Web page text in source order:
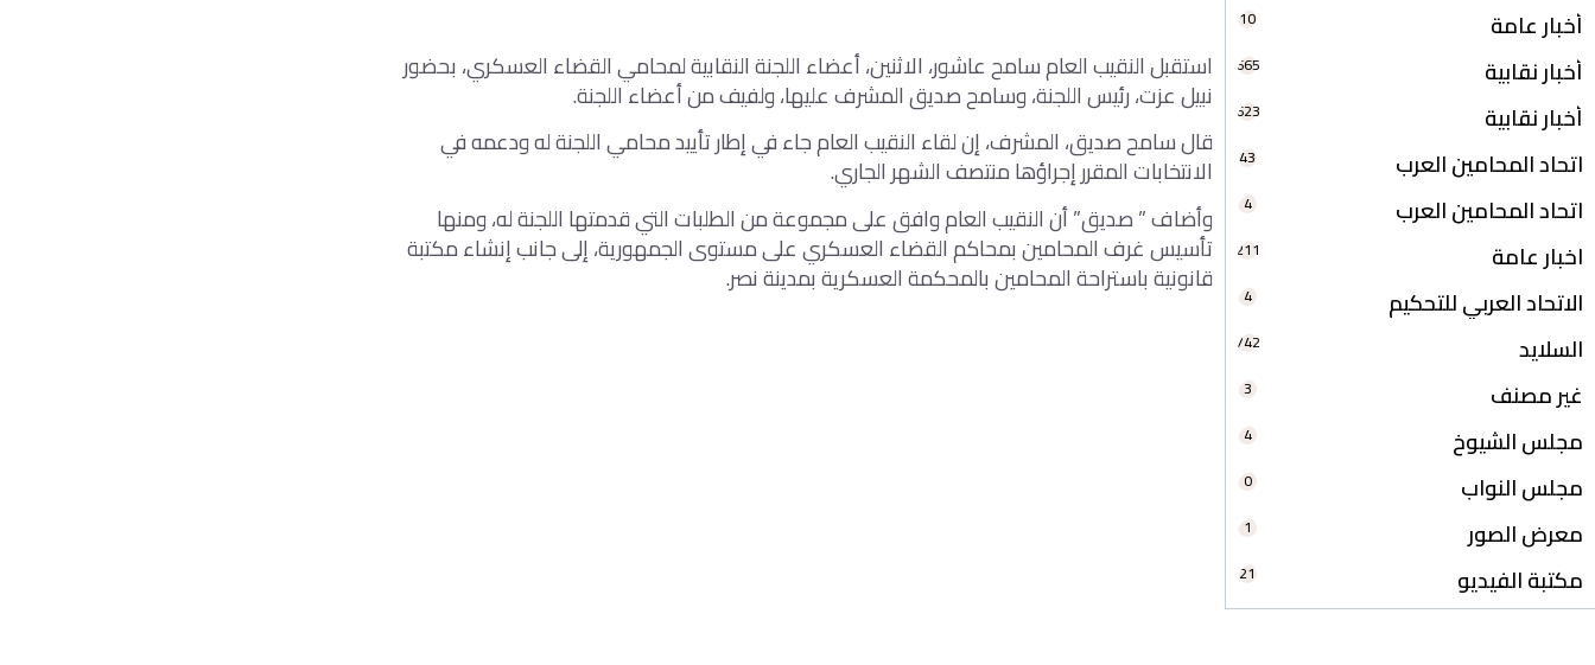
أخبار عامة 10
أخبار نقابية 665
أخبار نقابية 623
اتحاد المحامين العرب 43
اتحاد المحامين العرب 4
اخبار عامة 211
الاتحاد العربي للتحكيم 4
السلايد 742
غير مصنف 3
مجلس الشيوخ 4
مجلس النواب 0
معرض الصور 1
مكتبة الفيديو 21
استقبل النقيب العام سامح عاشور، الاثنين، أعضاء اللجنة النقابية لمحامي القضاء العسكري، بحضور
نبيل عزت، رئيس اللجنة، وسامح صديق المشرف عليها، ولفيف من أعضاء اللجنة.
قال سامح صديق، المشرف، إن لقاء النقيب العام جاء في إطار تأييد محامي اللجنة له ودعمه في
الانتخابات المقرر إجراؤها منتصف الشهر الجاري.
وأضاف ” صديق” أن النقيب العام وافق على مجموعة من الطلبات التي قدمتها اللجنة له، ومنها
تأسيس غرف المحامين بمحاكم القضاء العسكري على مستوى الجمهورية، إلى جانب إنشاء مكتبة
قانونية باستراحة المحامين بالمحكمة العسكرية بمدينة نصر.